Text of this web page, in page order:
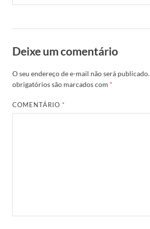
Deixe um comentário
O seu endereço de e-mail não será publicado.
obrigatórios são marcados com *
COMENTÁRIO*